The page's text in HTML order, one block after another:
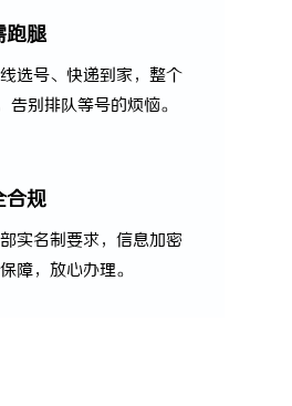
跑腿
选号、快递到家，整个
告别排队等号的烦恼。
合规
实名制要求，信息加密
障，放心办理。